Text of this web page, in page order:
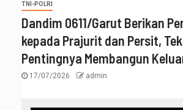
TNI-POLRI
‎Dandim 0611/Garut Berikan
kepada Prajurit dan Persit,
Pentingnya Membangun
17/07/2026 admin